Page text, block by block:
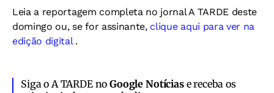
Leia a reportagem completa no jornal A TARDE deste
domingo ou, se for assinante, clique aqui para ver na
edição digital.
Siga o A TARDE noGoogle Notíciase receba os